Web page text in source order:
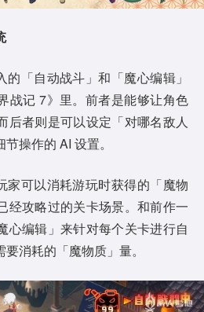
「自动战斗」和「魔心编辑」
战记 7》里。前者是能够让角色
后者则是可以设定「对哪名敌人
操作的 AI 设置。
家可以消耗游玩时获得的「魔物
经攻略过的关卡场景。和前作一
心编辑」来针对每个关卡进行自
消耗的「魔物质」量。